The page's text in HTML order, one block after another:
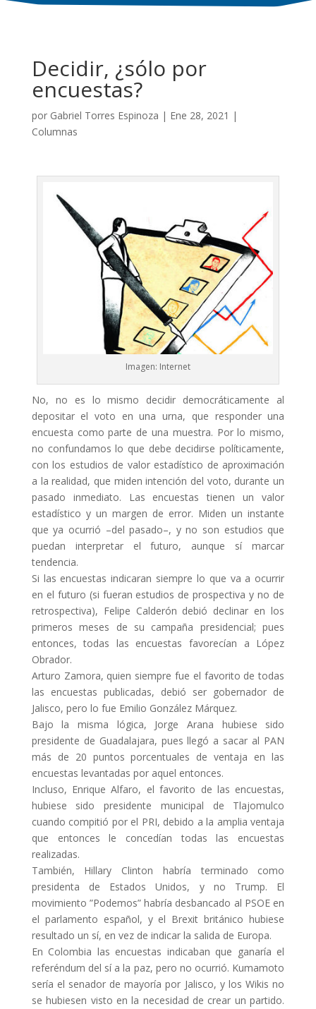
Decidir, ¿sólo por
encuestas?
por Gabriel Torres Espinoza | Ene 28, 2021 |
Columnas
Imagen: Internet
No, no es lo mismo decidir democráticamente al
depositar el voto en una urna, que responder una
encuesta como parte de una muestra. Por lo mismo,
no confundamos lo que debe decidirse políticamente,
con los estudios de valor estadístico de aproximación
a la realidad, que miden intención del voto, durante un
pasado inmediato. Las encuestas tienen un valor
estadístico y un margen de error. Miden un instante
que ya ocurrió –del pasado–, y no son estudios que
puedan interpretar el futuro, aunque sí marcar
tendencia.
Si las encuestas indicaran siempre lo que va a ocurrir
en el futuro (si fueran estudios de prospectiva y no de
retrospectiva), Felipe Calderón debió declinar en los
primeros meses de su campaña presidencial; pues
entonces, todas las encuestas favorecían a López
Obrador.
Arturo Zamora, quien siempre fue el favorito de todas
las encuestas publicadas, debió ser gobernador de
Jalisco, pero lo fue Emilio González Márquez.
Bajo la misma lógica, Jorge Arana hubiese sido
presidente de Guadalajara, pues llegó a sacar al PAN
más de 20 puntos porcentuales de ventaja en las
encuestas levantadas por aquel entonces.
Incluso, Enrique Alfaro, el favorito de las encuestas,
hubiese sido presidente municipal de Tlajomulco
cuando compitió por el PRI, debido a la amplia ventaja
que entonces le concedían todas las encuestas
realizadas.
También, Hillary Clinton habría terminado como
presidenta de Estados Unidos, y no Trump. El
movimiento ”Podemos” habría desbancado al PSOE en
el parlamento español, y el Brexit británico hubiese
resultado un sí, en vez de indicar la salida de Europa.
En Colombia las encuestas indicaban que ganaría el
referéndum del sí a la paz, pero no ocurrió. Kumamoto
sería el senador de mayoría por Jalisco, y los Wikis no
se hubiesen visto en la necesidad de crear un partido.